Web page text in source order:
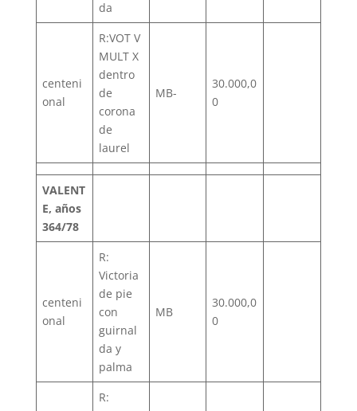
da
centeni
onal
R:VOT V
MULT X
dentro
de
corona
de
laurel
MB-
30.000,0
0
VALENT
E, años
364/78
centeni
onal
R:
Victoria
de pie
con
guirnal
da y
palma
MB
30.000,0
0
R: